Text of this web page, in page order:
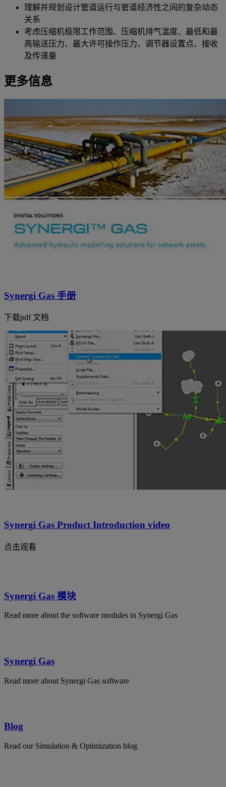
理解并规划设计管道运行与管道经济性之间的复杂动态
关系
考虑压缩机极限工作范围、压缩机排气温度、最低和最
高输送压力、最大许可操作压力、调节器设置点、接收
及传递量
更多信息
Synergi Gas 手册
下载pdf 文档
Synergi Gas Product Introduction video
点击观看
Synergi Gas 模块
Read more about the software modules in Synergi Gas
Synergi Gas
Read more about Synergi Gas software
Blog
Read our Simulation & Optimization blog